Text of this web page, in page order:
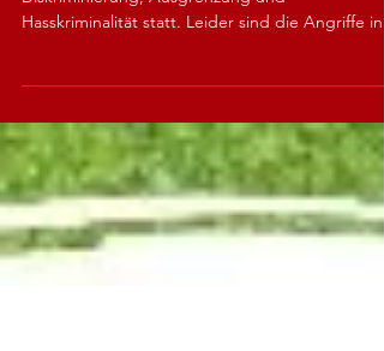
#GEMEINSAMTBUNT
Diskriminierung, Ausgrenzung und
Hasskriminalität statt. Leider sind die Angriffe in
den...